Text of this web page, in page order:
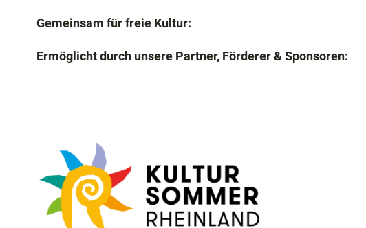
Gemeinsam für freie Kultur:
Ermöglicht durch unsere Partner, Förderer & Sponsoren: